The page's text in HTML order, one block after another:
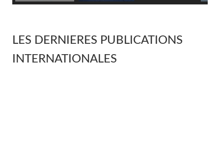
LES DERNIERES PUBLICATIONS
INTERNATIONALES